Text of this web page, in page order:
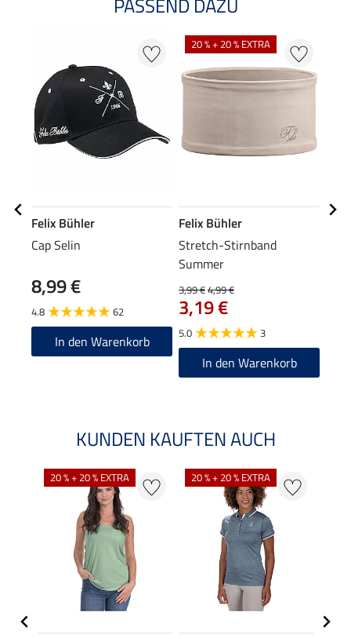
PASSEND DAZU
Felix Bühler
Cap Selin
8,99 €
4.8 62
In den Warenkorb
20 % + 20 % EXTRA
Felix Bühler
Stretch-Stirnband
Summer
3,99 €4,99 €
3,19 €
5.0 3
In den Warenkorb
KUNDEN KAUFTEN AUCH
20 % + 20 % EXTRA 20 % + 20 % EXTRA